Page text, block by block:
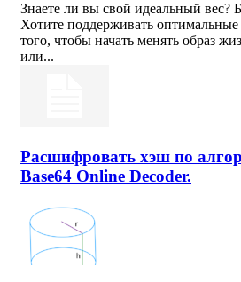
Знаете ли вы свой идеальный вес?
Хотите поддерживать
того, чтобы начать менять образ
или...
Расшифровать хэш по
Base64 Online Decoder.